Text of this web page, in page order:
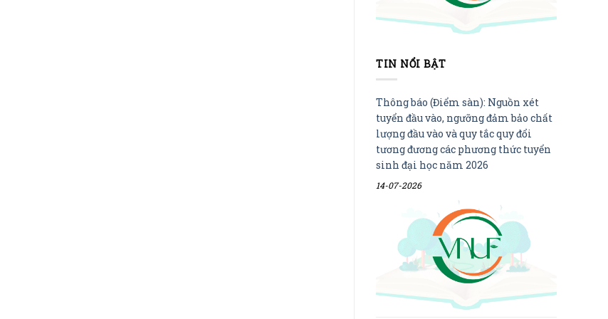
TIN NỔI BẬT
Thông báo (Điểm sàn): Nguồn xét
tuyển đầu vào, ngưỡng đảm bảo chất
lượng đầu vào và quy tắc quy đổi
tương đương các phương thức tuyển
sinh đại học năm 2026
14-07-2026